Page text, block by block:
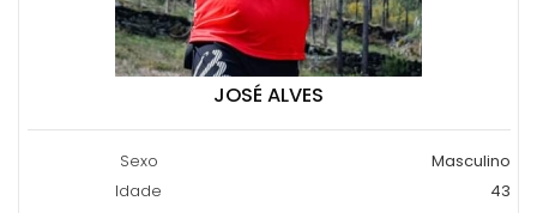
JOSÉ ALVES
Sexo
Masculino
Idade
43